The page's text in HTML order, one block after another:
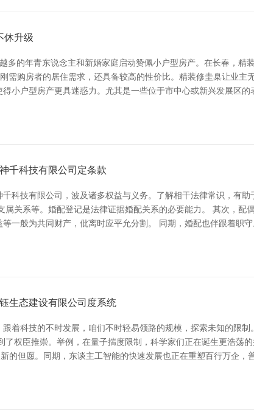
休升级
多的年青东说念主和新婚家庭启动赞佩小户型房产。在长春，
需购房者的居住需求，还具备较高的性价比。精装修圭臬让业
小户型房产更具迷惑力。尤其是一些位于市中心或新兴发展区的
千科技有限公司定条款
科技有限公司，波及诸多权益与义务。了解相干法律常识，有
关系等。婚配登记是法律证据婚配关系的必要能力。 其次，
一般为共同财产，仳离时应平允分割。 同期，婚配也伴跟着职
生态建设有限公司度系统
着科技的不时发展，咱们不时轻易领路的规模，探索未知的限
权臣推崇。举例，在量子揣度限制，科学家们正在诞生更浩荡
的但愿。同期，东谈主工智能的快速发展也正在重塑百行万企，